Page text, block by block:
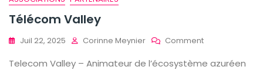
Télécom Valley
Juil 22, 2025 Corinne Meynier CommentOn
Valley
Telecom Valley – Animateur de l’écosystème azuréen